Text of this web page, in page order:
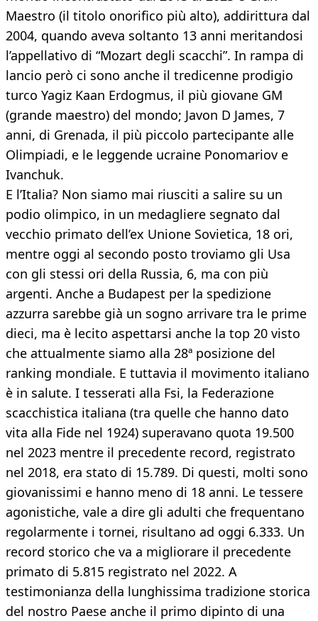
Maestro (il titolo onorifico più alto), addirittura dal
2004, quando aveva soltanto 13 anni meritandosi
l’appellativo di “Mozart degli scacchi”. In rampa di
lancio però ci sono anche il tredicenne prodigio
turco Yagiz Kaan Erdogmus, il più giovane GM
(grande maestro) del mondo; Javon D James, 7
anni, di Grenada, il più piccolo partecipante alle
Olimpiadi, e le leggende ucraine Ponomariov e
Ivanchuk.
E l’Italia? Non siamo mai riusciti a salire su un
podio olimpico, in un medagliere segnato dal
vecchio primato dell’ex Unione Sovietica, 18 ori,
mentre oggi al secondo posto troviamo gli Usa
con gli stessi ori della Russia, 6, ma con più
argenti. Anche a Budapest per la spedizione
azzurra sarebbe già un sogno arrivare tra le prime
dieci, ma è lecito aspettarsi anche la top 20 visto
che attualmente siamo alla 28ª posizione del
ranking mondiale. E tuttavia il movimento italiano
è in salute. I tesserati alla Fsi, la Federazione
scacchistica italiana (tra quelle che hanno dato
vita alla Fide nel 1924) superavano quota 19.500
nel 2023 mentre il precedente record, registrato
nel 2018, era stato di 15.789. Di questi, molti sono
giovanissimi e hanno meno di 18 anni. Le tessere
agonistiche, vale a dire gli adulti che frequentano
regolarmente i tornei, risultano ad oggi 6.333. Un
record storico che va a migliorare il precedente
primato di 5.815 registrato nel 2022. A
testimonianza della lunghissima tradizione storica
del nostro Paese anche il primo dipinto di una